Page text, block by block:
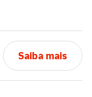
Saiba mais